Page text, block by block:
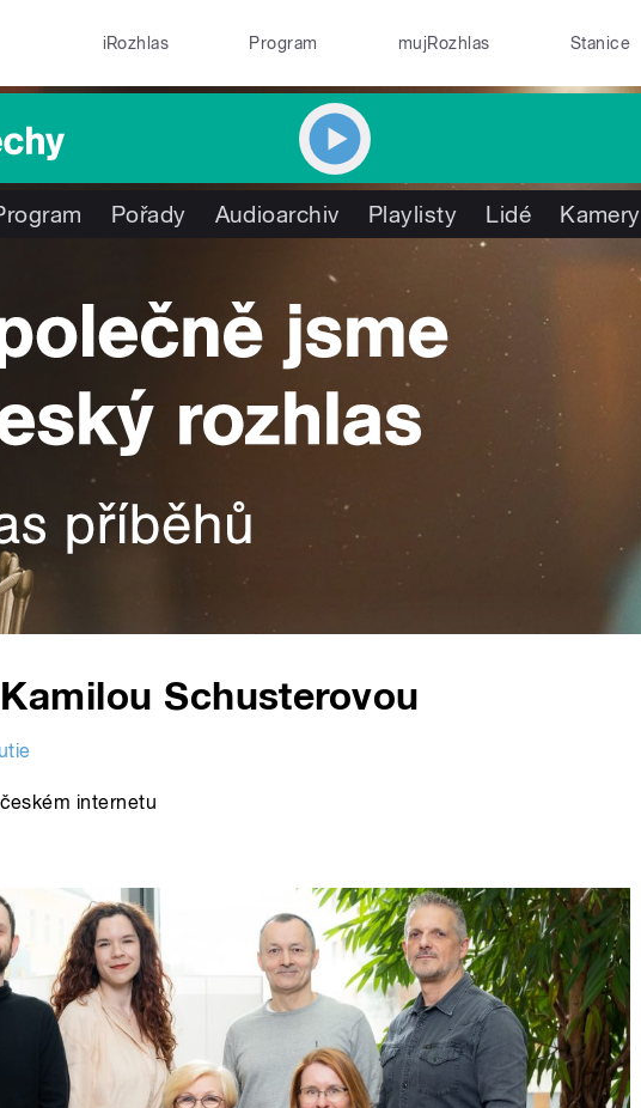
iRozhlas Program mujRozhlas Stanice
Pořady Audioarchiv Playlisty Lidé Kamery
Schusterovou
internetu